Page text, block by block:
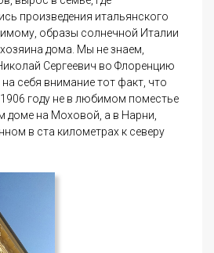
произведения итальянского
образы солнечной Италии
дома. Мы не знаем,
Сергеевич во Флоренцию
себя внимание тот факт, что
году не в любимом поместье
доме на Моховой, а в Нарни,
в ста километрах к северу